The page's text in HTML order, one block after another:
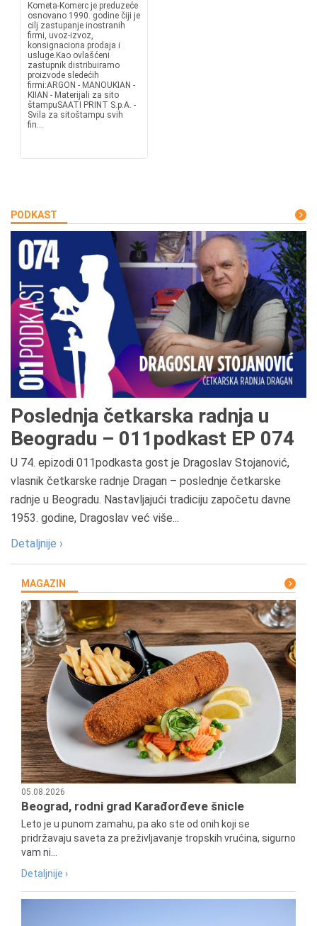
Kometa-Komerc je preduzeće
osnovano 1990. godine čiji je
cilj zastupanje inostranih
firmi, uvoz-izvoz,
konsignaciona prodaja i
usluge.Kao ovlašćeni
zastupnik distribuiramo
proizvode sledećih
firmi:ARGON - MANOUKIAN -
KIIAN - Materijali za sito
štampuSAATI PRINT S.p.A. -
Svila za sitoštampu svih
fin...
PODKAST
Poslednja četkarska radnja u
Beogradu – 011podkast EP 074
U 74. epizodi 011podkasta gost je Dragoslav Stojanović,
vlasnik četkarske radnje Dragan – poslednje četkarske
radnje u Beogradu. Nastavljajući tradiciju započetu davne
1953. godine, Dragoslav već više...
Detaljnije ›
MAGAZIN
05.08.2026
Beograd, rodni grad Karađorđeve šnicle
Leto je u punom zamahu, pa ako ste od onih koji se
pridržavaju saveta za preživljavanje tropskih vrućina, sigurno
vam ni...
Detaljnije ›